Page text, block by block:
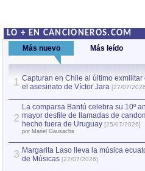
LO + EN CANCIONEROS.COM
Más nuevo Más leído
1 Capturan en Chile al último
el asesinato de Víctor Jara [27/07/
2
La comparsa Bantú celebra su 10º
mayor desfile de llamadas de
hecho fuera de Uruguay [25/07/2026]
por Manel Gausachs
3 Margarita Laso lleva la música
de Músicas [22/07/2026]